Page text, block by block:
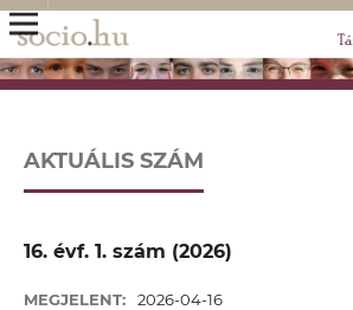
AKTUÁLIS SZÁM
16. évf. 1. szám (2026)
MEGJELENT: 2026-04-16